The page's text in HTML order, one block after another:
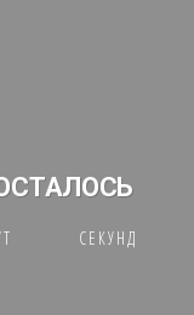
СЕКУНД